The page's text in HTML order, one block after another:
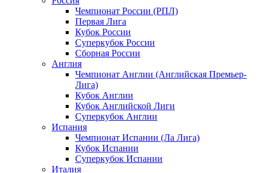
Чемпионат России (РПЛ)
Первая Лига
Кубок России
Суперкубок России
Сборная России
Англия
Чемпионат Англии (Английская Премьер-
Лига)
Кубок Англии
Кубок Английской Лиги
Суперкубок Англии
Испания
Чемпионат Испании (Ла Лига)
Кубок Испании
Суперкубок Испании
Италия